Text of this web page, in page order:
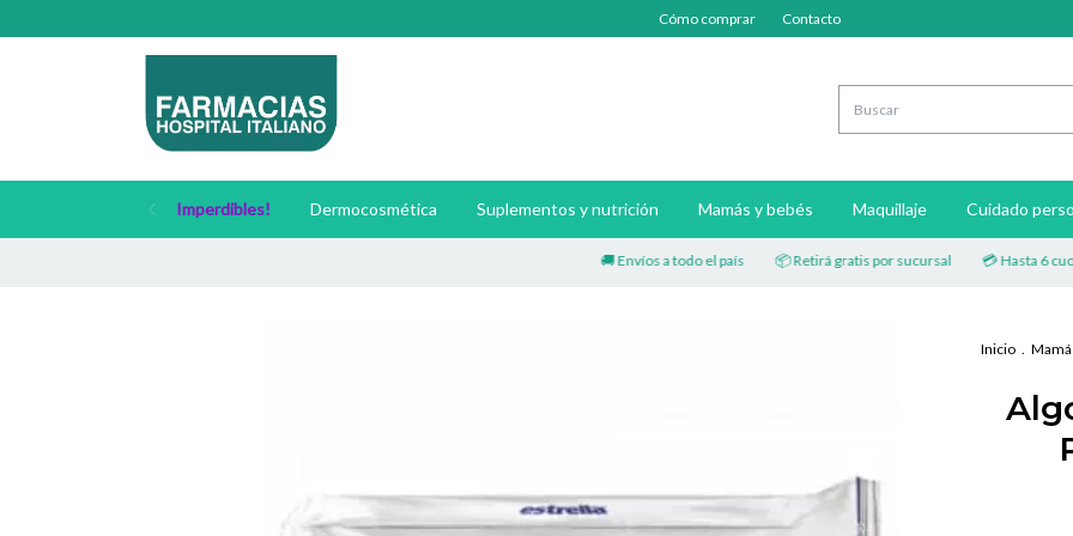
Cómo comprar Contacto
Imperdibles! Dermocosmética Suplementos y nutrición Mamás y bebés Maquillaje Cuidado
🚚 Envíos a todo el país 📦 Retirá gratis por sucursal 💳 Hasta 6 cuotas
Inicio .